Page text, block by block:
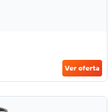
Ver oferta